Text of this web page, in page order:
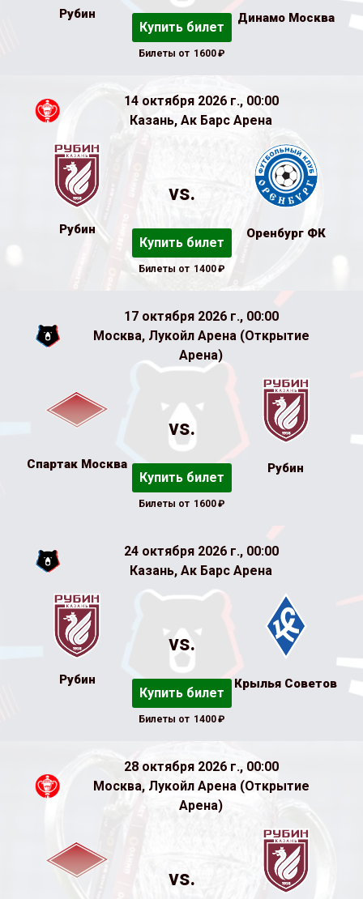
Рубин
Купить билет
Билеты от 1600₽
Динамо Москва
14 октября 2026 г., 00:00
Казань, Ак Барс Арена
Рубин
vs.
Купить билет
Билеты от 1400₽
Оренбург ФК
17 октября 2026 г., 00:00
Москва, Лукойл Арена (Открытие
Арена)
Спартак Москва
vs.
Купить билет
Билеты от 1600₽
Рубин
24 октября 2026 г., 00:00
Казань, Ак Барс Арена
Рубин
vs.
Купить билет
Билеты от 1400₽
Крылья Советов
28 октября 2026 г., 00:00
Москва, Лукойл Арена (Открытие
Арена)
vs.